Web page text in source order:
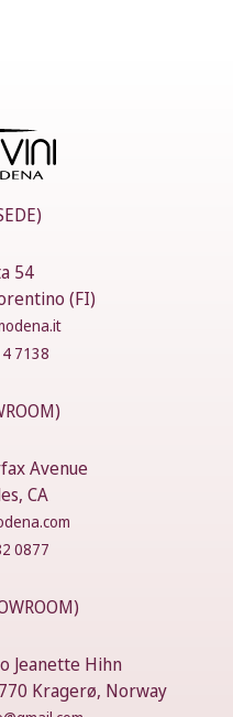
54
(FI)
7138
Avenue
CA
0877
Jeanette Hihn
Kragerø, Norway